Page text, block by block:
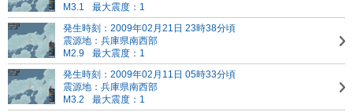
M3.1
最大震度：1
発生時刻：2009年02月21日 23時38分頃
震源地：兵庫県南西部
M2.9
最大震度：1
発生時刻：2009年02月11日 05時33分頃
震源地：兵庫県南西部
M3.2
最大震度：1